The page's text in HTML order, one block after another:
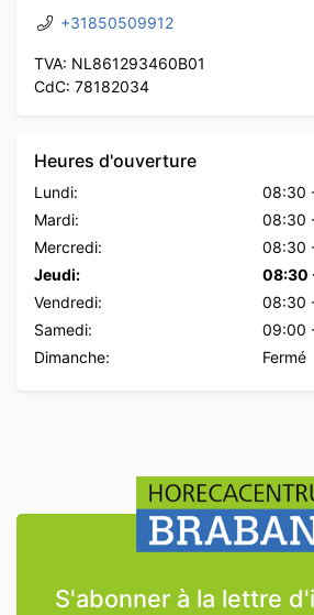
+31850509912
TVA: NL861293460B01
CdC: 78182034
Heures d'ouverture
Lundi: 08:30
Mardi:
08:30
Mercredi:
08:30
Jeudi:
08:30
Vendredi:
08:30
Samedi:
09:00
Dimanche:
Fermé
S'abonner à la lettre